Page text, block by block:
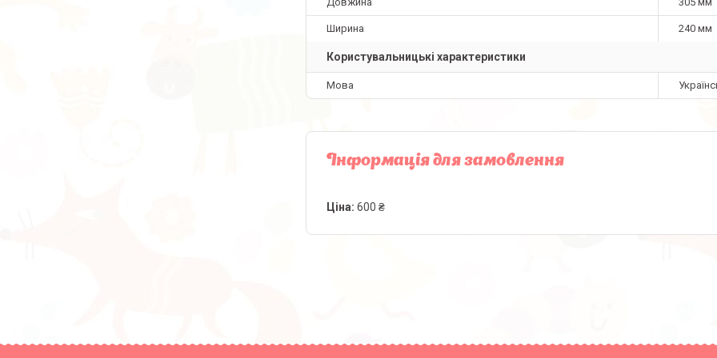
Ширина 240 мм
Користувальницькі характеристики
Мова
Інформація для замовлення
Ціна: 600 ₴